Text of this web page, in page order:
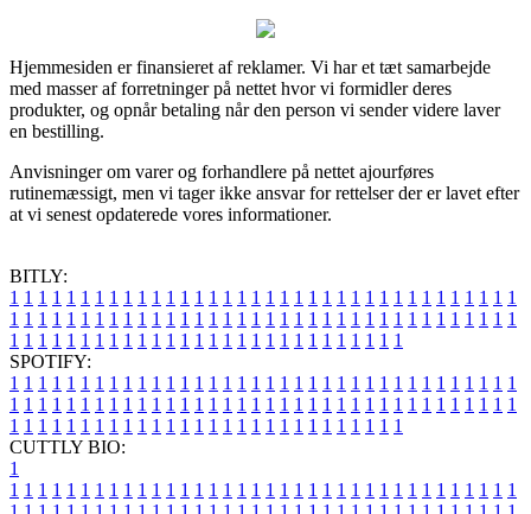
Hjemmesiden er finansieret af reklamer. Vi har et tæt samarbejde
med masser af forretninger på nettet hvor vi formidler deres
produkter, og opnår betaling når den person vi sender videre laver
en bestilling.
Anvisninger om varer og forhandlere på nettet ajourføres
rutinemæssigt, men vi tager ikke ansvar for rettelser der er lavet efter
at vi senest opdaterede vores informationer.
BITLY:
1 1 1 1 1 1 1 1 1 1 1 1 1 1 1 1 1 1 1 1 1 1 1 1 1 1 1 1 1 1 1 1 1 1 1 1
1 1 1 1 1 1 1 1 1 1 1 1 1 1 1 1 1 1 1 1 1 1 1 1 1 1 1 1 1 1 1 1 1 1 1 1
1 1 1 1 1 1 1 1 1 1 1 1 1 1 1 1 1 1 1 1 1 1 1 1 1 1 1 1
SPOTIFY:
1 1 1 1 1 1 1 1 1 1 1 1 1 1 1 1 1 1 1 1 1 1 1 1 1 1 1 1 1 1 1 1 1 1 1 1
1 1 1 1 1 1 1 1 1 1 1 1 1 1 1 1 1 1 1 1 1 1 1 1 1 1 1 1 1 1 1 1 1 1 1 1
1 1 1 1 1 1 1 1 1 1 1 1 1 1 1 1 1 1 1 1 1 1 1 1 1 1 1 1
CUTTLY BIO:
1
1 1 1 1 1 1 1 1 1 1 1 1 1 1 1 1 1 1 1 1 1 1 1 1 1 1 1 1 1 1 1 1 1 1 1 1